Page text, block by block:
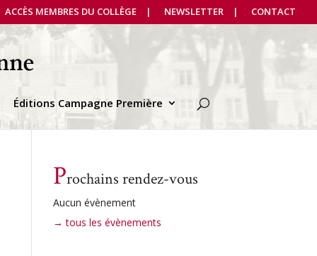
ACCÈS MEMBRES DU COLLÈGE NEWSLETTER CONTACT
Éditions Campagne Première
Prochains rendez-vous
Aucun évènement
→ tous les évènements